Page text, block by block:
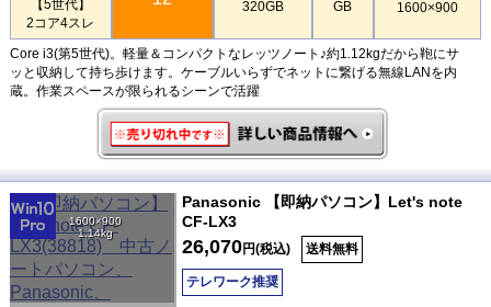
【5世代】
2コア4スレ
320GB
GB
1600×900
Core i3(第5世代)。軽量＆コンパクトなレッツノート♪約1.12kgだから鞄にサ
ッと収納して持ち歩けます。ケーブルいらずでネットに繋げる無線LANを内
蔵。作業スペースが限られるシーンで活躍
1600×900
1.14kg
Panasonic 【即納パソコン】Let's note
CF-LX3
26,070円(税込) 送料無料
テレワーク推奨